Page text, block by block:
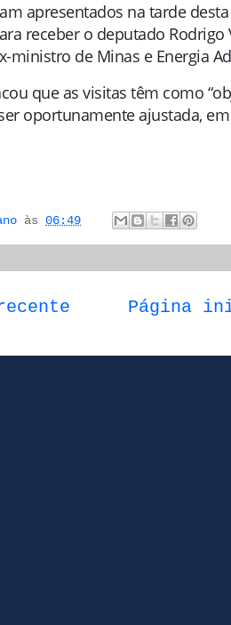
apresentados na tarde
receber o deputado Rodrigo
ministro de Minas e Energia
que as visitas têm como
oportunamente ajustada,
às 06:49
Página